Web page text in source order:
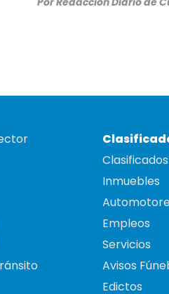
Clasificados
Inmuebles
Empleos
Servicios
Avisos
Edictos